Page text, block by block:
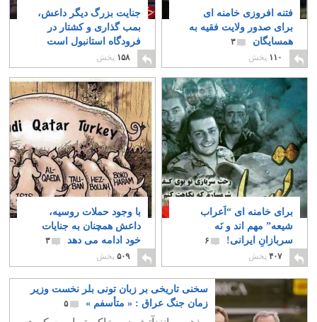
فتنه افروزی خامنه ای
برای صدور ولایت فقیه به
همسایگان
۳
۱۱۰ پخش
جنایت بزرگ دیگر داعش،
بمب گذاری و کشتار در
فرودگاه استانبول است
۲
۱۵۸ پخش
برای خامنه ای “اَعراب
شیعه” مهم اند و نَه
سربازانِ ایرانی!
۶
۴۰۷ پخش
با وجود حملات روسیه،
داعش همچنان به جنایات
خود ادامه می دهد
۳
۵۰۹ پخش
سخنی تاریخی بر زبان تونی بلر نخست وزیر
زمان جنگ عراق : « متأسفم »
۵